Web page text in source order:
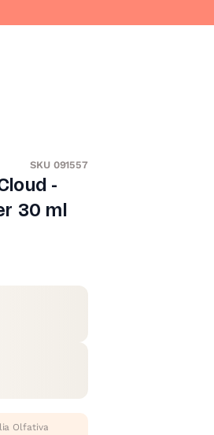
SKU 091557
-
30 ml
Olfativa